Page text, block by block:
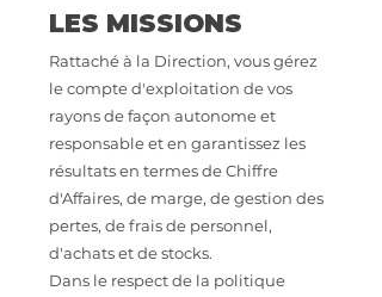
LES MISSIONS
Rattaché à la Direction, vous gérez
le compte d'exploitation de vos
rayons de façon autonome et
responsable et en garantissez les
résultats en termes de Chiffre
d'Affaires, de marge, de gestion des
pertes, de frais de personnel,
d'achats et de stocks.
Dans le respect de la politique